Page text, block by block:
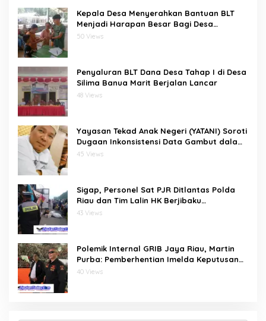
Kepala Desa Menyerahkan Bantuan BLT
Menjadi Harapan Besar Bagi Desa
bawositora kecamatan pulau pulau batu
50 Views
Penyaluran BLT Dana Desa Tahap I di Desa
Silima Banua Marit Berjalan Lancar
48 Views
Yayasan Tekad Anak Negeri (YATANI) Soroti
Dugaan Inkonsistensi Data Gambut dalam
Proses Pembebasan HKm Dayun dari
45 Views
Sigap, Personel Sat PJR Ditlantas Polda
Riau dan Tim Lalin HK Berjibaku
Selamatkan Korban Kecelakaan di Tol
43 Views
Polemik Internal GRIB Jaya Riau, Martin
Purba: Pemberhentian Imelda Keputusan
Pusat
40 Views